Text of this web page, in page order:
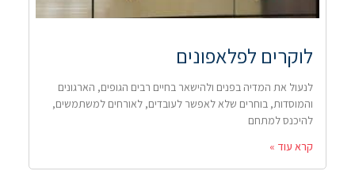
לוקרים לפלאפונים
לנעול את המדיה בפנים ולהישאר בחיים רבים הגופים, הארגונים
והמוסדות, בוחרים שלא לאפשר לעובדים, לאורחים למשתמשים,
להיכנס למתחם
קרא עוד »